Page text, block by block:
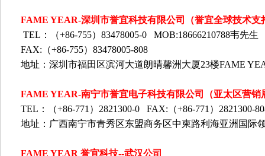
FAME YEAR-深圳市誉宜科技有限公司（誉宜全球技术支
TEL ：（+86-755） 83478005-0 MOB:18666210788韦先生
FAX: （+86-755） 83478005-808
地址：深圳市福田区滨河大道朗晴馨洲大厦23楼FAME
FAME YEAR-南宁市誉宜电子科技有限公司（亚太区营销
TEL ：（+86-771 ） 2821300-0 FAX: （+86-771 ） 2821300-
地址：广西南宁市青秀区东盟商务区中柬路利海亚洲 国际
FAME YEAR 誉宜科技--武汉公司